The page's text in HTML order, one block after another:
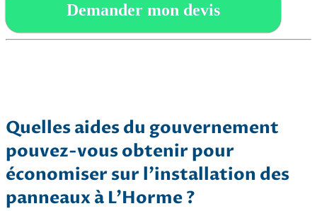
Demander mon devis
Quelles aides du gouvernement
pouvez-vous obtenir pour
économiser sur l’installation des
panneaux à L’Horme ?